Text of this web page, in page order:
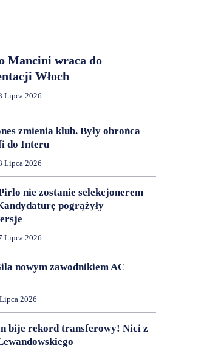
Mancini wraca do
Włoch
Lipca 2026
zmienia klub. Były obrońca
do Interu
Lipca 2026
nie zostanie selekcjonerem
pogrążyły
Lipca 2026
nowym zawodnikiem AC
2026
bije rekord transferowy! Nici z